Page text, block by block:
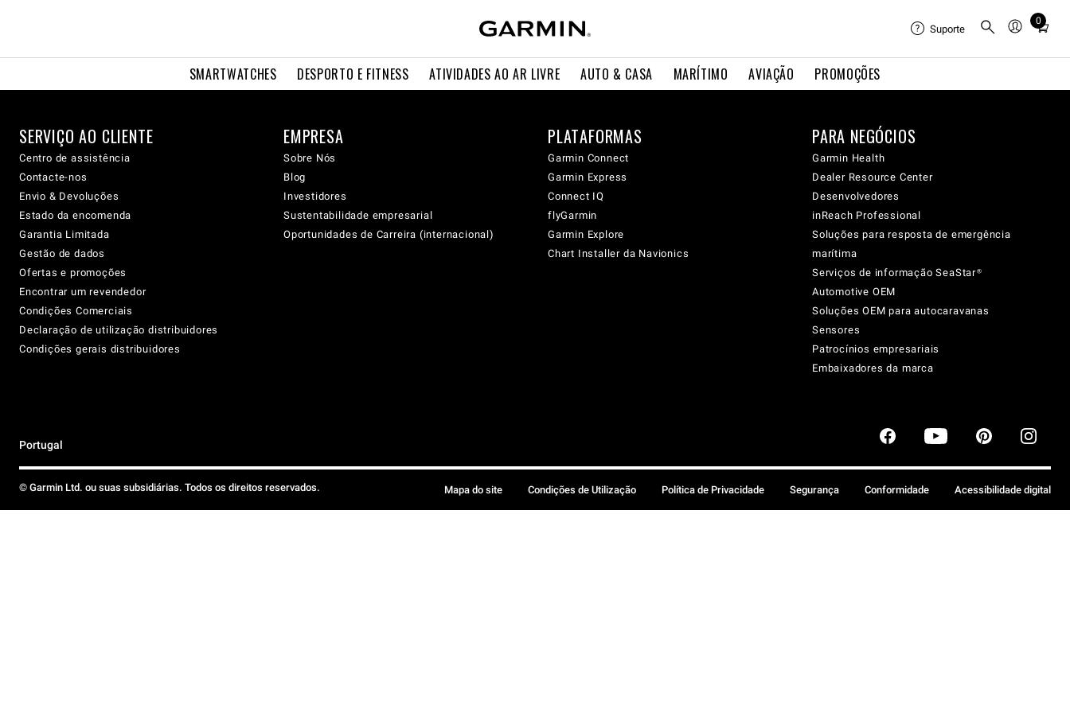
SMARTWATCHES DESPORTO E FITNESS ATIVIDADES AO AR LIVRE AUTO & CASA MARÍTIMO AVIAÇÃO PROMOÇÕES
Suporte
0
Total
cart:
SERVIÇO AO CLIENTE
Centro de assistência
Contacte-nos
Envio & Devoluções
Estado da encomenda
Garantia Limitada
Gestão de dados
Ofertas e promoções
Encontrar um revendedor
Condições Comerciais
Declaração de utilização distribuidores
Condições gerais distribuidores
EMPRESA
Sobre Nós
Blog
Investidores
Sustentabilidade empresarial
Oportunidades de Carreira (internacional)
PLATAFORMAS
Garmin Connect
Garmin Express
Connect IQ
flyGarmin
Garmin Explore
Chart Installer da Navionics
PARA NEGÓCIOS
Garmin Health
Dealer Resource Center
Desenvolvedores
inReach Professional
Soluções para resposta de emergência
marítima
Serviços de informação SeaStar®
Automotive OEM
Soluções OEM para autocaravanas
Sensores
Patrocínios empresariais
Embaixadores da marca
Portugal
© Garmin Ltd. ou suas subsidiárias. Todos os direitos reservados. Mapa do site Condições de Utilização Política de Privacidade Segurança Conformidade Acessibilidade digital